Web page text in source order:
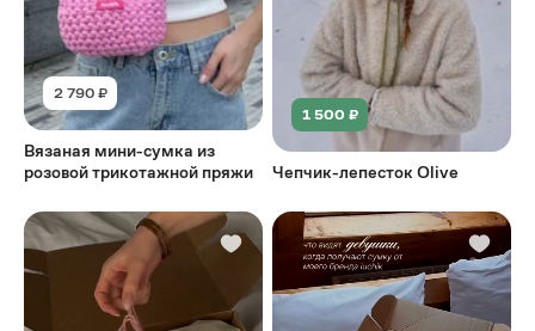
2 790 ₽
Вязаная мини-сумка из
розовой трикотажной пряжи
1 500 ₽
Чепчик-лепесток Olive